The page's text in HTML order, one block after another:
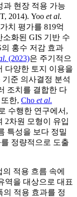
과 현장 적용 가능
2014). Yoo et al.
치 평가를 819억
소화된 GIS 기반 수
홍수 저감 효과
. (2023)은 주기적으
다양한 토지 이용을
기준 의사결정 분석
조치를 결합한 다
한, Cho et al.
수행한 연구에서,
2차원 모형이 유입
특성을 보다 정밀
정량적으로 도출
적용 흐름 속에
역을 대상으로 대표
의 적용 효과를 정